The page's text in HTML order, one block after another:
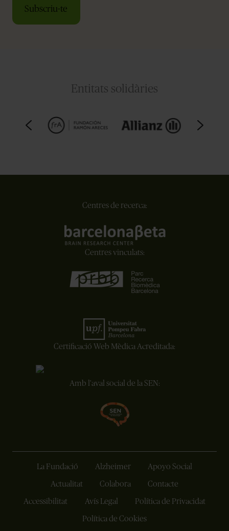
Entitats solidàries
Centres de recerca:
Centres vinculats:
Certificació Web Mèdica Acreditada:
Amb l'aval social de la SEN:
La Fundació Alzheimer Apoyo Social
Actualitat Colabora Contacte
Accessibilitat Avís Legal Política de Privacidat
Política de Cookies